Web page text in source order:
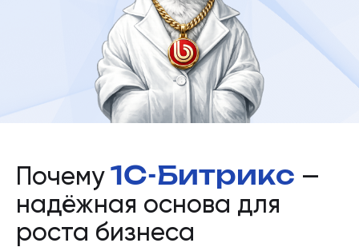
Почему 1С-Битрикс —
надёжная основа для
роста бизнеса